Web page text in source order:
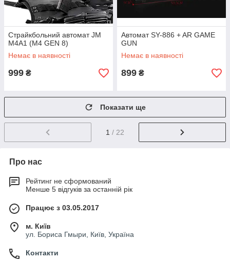
Страйкбольний автомат JM
M4A1 (M4 GEN 8)
Немає в наявності
999 ₴
Автомат SY-886 + AR GAME
GUN
Немає в наявності
899 ₴
Показати ще
1 / 22
Про нас
Рейтинг не сформований
Менше 5 відгуків за останній рік
Працює з 03.05.2017
м. Київ
ул. Бориса Гмыри, Київ, Україна
Контакти